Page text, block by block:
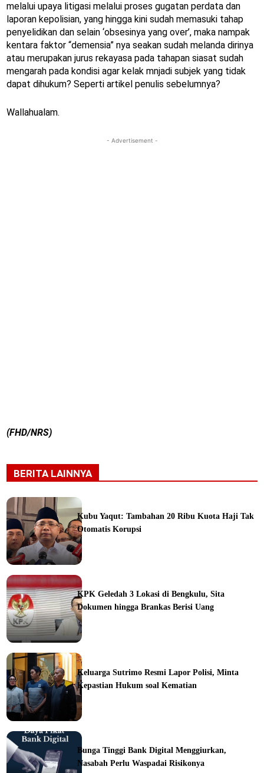
melalui upaya litigasi melalui proses gugatan perdata dan
laporan kepolisian, yang hingga kini sudah memasuki tahap
penyelidikan dan selain ‘obsesinya yang over’, maka nampak
kentara faktor “demensia” nya seakan sudah melanda dirinya
atau merupakan jurus rekayasa pada tahapan siasat sudah
mengarah pada kondisi agar kelak mnjadi subjek yang tidak
dapat dihukum? Seperti artikel penulis sebelumnya?
Wallahualam.
- Advertisement -
(FHD/NRS)
BERITA LAINNYA
Kubu Yaqut: Tambahan 20 Ribu Kuota Haji Tak
Otomatis Korupsi
KPK Geledah 3 Lokasi di Bengkulu, Sita
Dokumen hingga Brankas Berisi Uang
Keluarga Sutrimo Resmi Lapor Polisi, Minta
Kepastian Hukum soal Kematian
Bunga Tinggi Bank Digital Menggiurkan,
Nasabah Perlu Waspadai Risikonya